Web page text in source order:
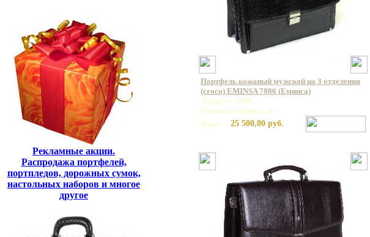
Рекламные акции.
Распродажа портфелей,
портпледов, дорожных сумок,
настольных наборов и многое
другое
Портфель кожаный мужской на 3 отделения
(croco) EMINSA 7086 (Еминса)
Артикул: 7086
Базовая единица: шт
Цена:
25 500,00 руб.